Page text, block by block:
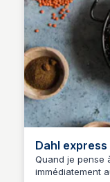
Dahl
des services
Quand je pense
immédiatement